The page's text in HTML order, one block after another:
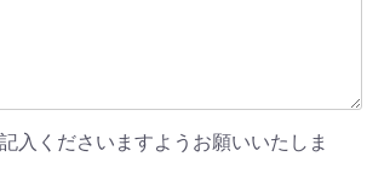
入くださいますようお願いいたしま